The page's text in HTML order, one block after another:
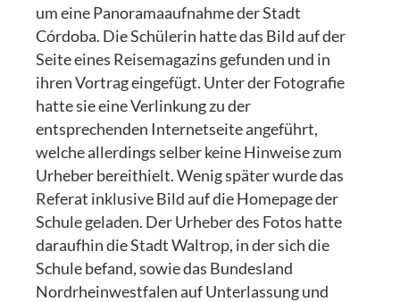
um eine Panoramaaufnahme der Stadt
Córdoba. Die Schülerin hatte das Bild auf der
Seite eines Reisemagazins gefunden und in
ihren Vortrag eingefügt. Unter der Fotografie
hatte sie eine Verlinkung zu der
entsprechenden Internetseite angeführt,
welche allerdings selber keine Hinweise zum
Urheber bereithielt. Wenig später wurde das
Referat inklusive Bild auf die Homepage der
Schule geladen. Der Urheber des Fotos hatte
daraufhin die Stadt Waltrop, in der sich die
Schule befand, sowie das Bundesland
Nordrheinwestfalen auf Unterlassung und